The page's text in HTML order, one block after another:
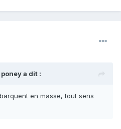
a dit :
en masse, tout sens